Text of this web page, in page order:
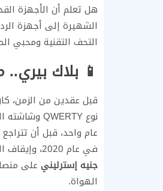
هل تعلم أن الأجهزة
الشهيرة إلى أجهزة
التحف التقنية ومحبي
📱 بلاك بيري..
قبل عقدين من الزمن،
عام واحد، قبل أن
في عام 2020، وإيقاف الدعم البرمجي في 2022، إلا أن بعض الطرازات لا تزال تُباع اليوم بأسعار تتراوح بين
جنيه إسترليني على
الهواة.